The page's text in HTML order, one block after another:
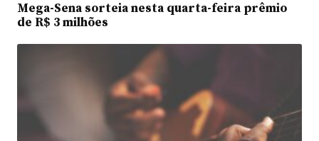
Mega-Sena sorteia nesta quarta-feira prêmio
de R$ 3 milhões